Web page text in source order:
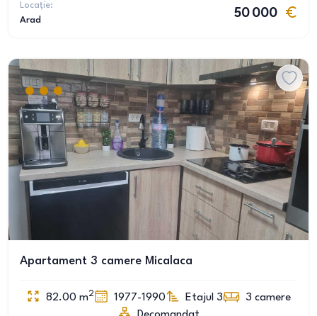
Locație:
Arad
50 000
Apartament 3 camere Micalaca
82.00 m2 1977-1990 Etajul 3 3 camere